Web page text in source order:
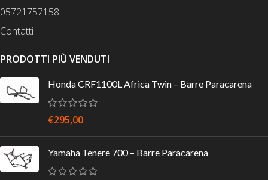
05721757158
Contatti
PRODOTTI PIÙ VENDUTI
Honda CRF1100L Africa Twin – Barre Paracarena
€295,00
Yamaha Tenere 700 – Barre Paracarena